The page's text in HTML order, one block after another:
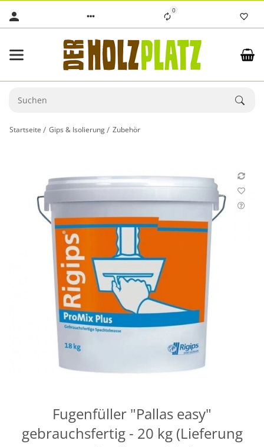
0
Startseite Gips & Isolierung Zubehör
Fugenfüller "Pallas easy"
gebrauchsfertig - 20 kg (Lieferung